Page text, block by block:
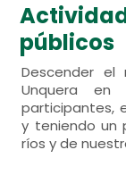
públicos
Descender
Unquera en
participantes,
y teniendo un
ríos y de